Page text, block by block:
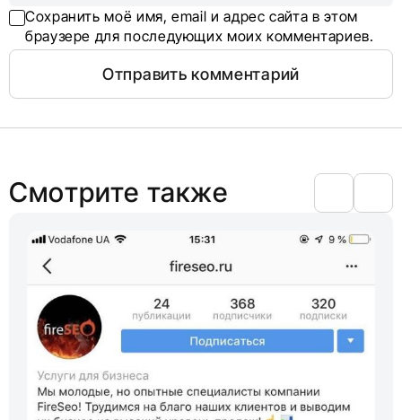
Сохранить моё имя, email и адрес сайта в этом
браузере для последующих моих комментариев.
Смотрите также